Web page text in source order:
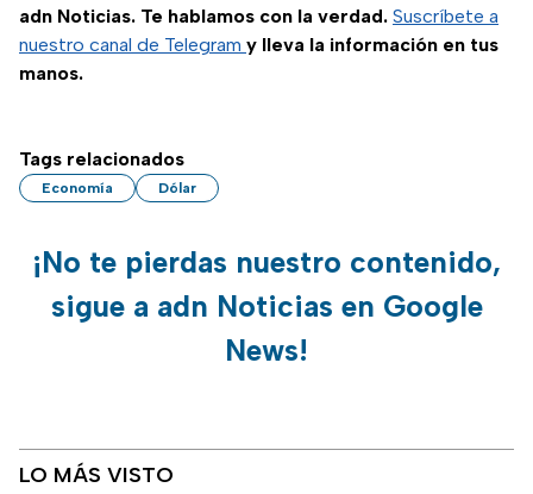
adn Noticias. Te hablamos con la verdad. Suscríbete a
nuestro canal de Telegram y lleva la información en tus
manos.
Tags relacionados
Economía Dólar
¡No te pierdas nuestro contenido,
sigue a adn Noticias en Google
News!
LO MÁS VISTO